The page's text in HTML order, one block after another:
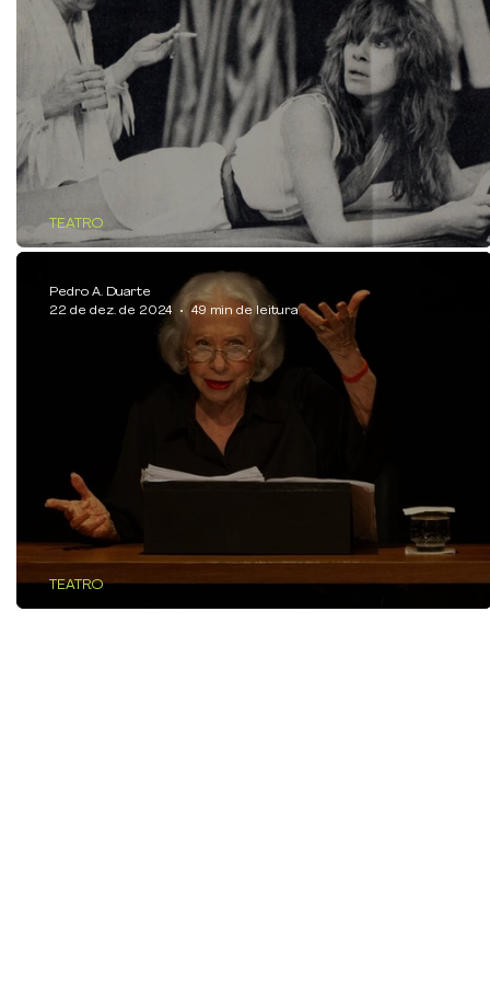
As Personificações de Petra von Kant
TEATRO
TEATRO
Pedro A. Duarte
22 de dez. de 2024
49 min de leitura